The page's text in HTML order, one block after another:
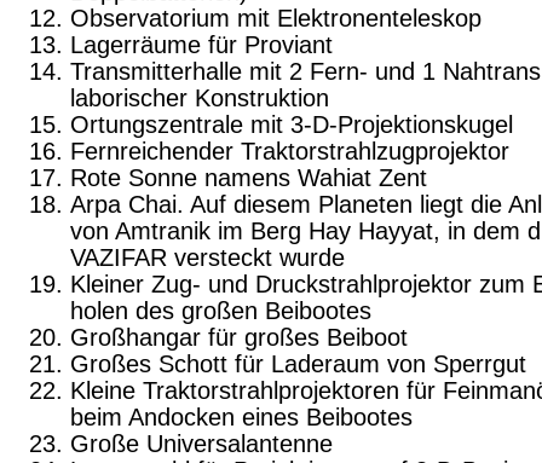
Observatorium mit Elektronenteleskop
Lagerräume für Proviant
Transmitterhalle mit 2 Fern- und 1
laborischer Konstruktion
Ortungszentrale mit 3-D-Projektionskugel
Fernreichender Traktorstrahlzugprojektor
Rote Sonne namens Wahiat Zent
Arpa Chai. Auf diesem Planeten liegt die
von Amtranik im Berg Hay Hayyat, in dem
VAZIFAR versteckt wurde
Kleiner Zug- und Druckstrahlprojektor zum
holen des großen Beibootes
Großhangar für großes Beiboot
Großes Schott für Laderaum von Sperrgut
Kleine Traktorstrahlprojektoren für
beim Andocken eines Beibootes
Große Universalantenne